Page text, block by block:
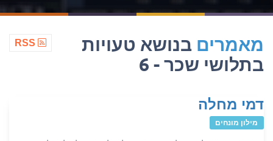
מאמרים בנושא טעויות
בתלושי שכר - 6
דמי מחלה
מילון מונחים